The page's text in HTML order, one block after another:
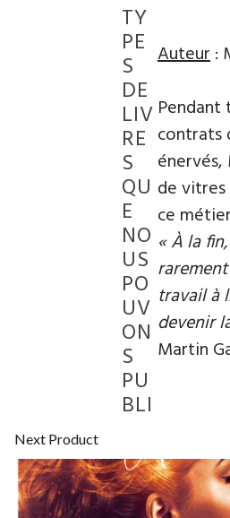
Auteur:
contrats
de
ce
« À la
travail à
devenir
Martin
Next Product
TY
PE
S
DE
LIV
RE
S
QU
E
NO
US
PO
UV
ON
S
PU
BLI